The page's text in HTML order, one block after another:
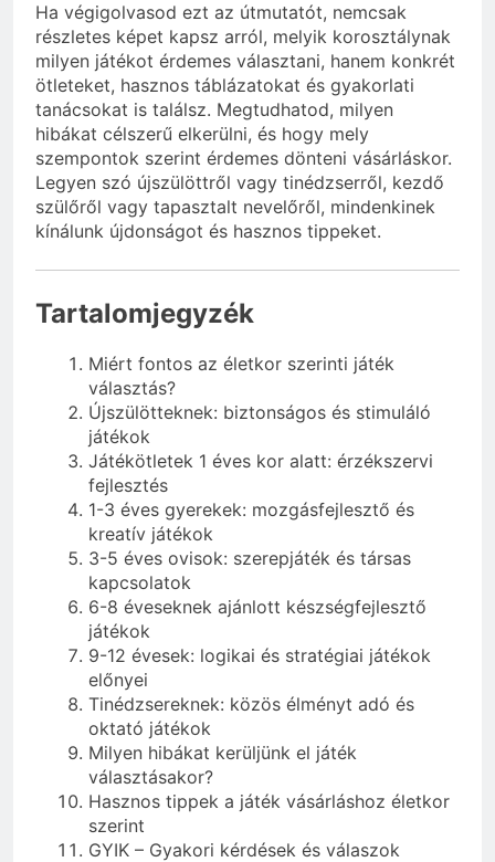
Ha végigolvasod ezt az útmutatót, nemcsak
részletes képet kapsz arról, melyik korosztálynak
milyen játékot érdemes választani, hanem konkrét
ötleteket, hasznos táblázatokat és gyakorlati
tanácsokat is találsz. Megtudhatod, milyen
hibákat célszerű elkerülni, és hogy mely
szempontok szerint érdemes dönteni vásárláskor.
Legyen szó újszülöttről vagy tinédzserről, kezdő
szülőről vagy tapasztalt nevelőről, mindenkinek
kínálunk újdonságot és hasznos tippeket.
Tartalomjegyzék
Miért fontos az életkor szerinti játék
választás?
Újszülötteknek: biztonságos és stimuláló
játékok
Játékötletek 1 éves kor alatt: érzékszervi
fejlesztés
1-3 éves gyerekek: mozgásfejlesztő és
kreatív játékok
3-5 éves ovisok: szerepjáték és társas
kapcsolatok
6-8 éveseknek ajánlott készségfejlesztő
játékok
9-12 évesek: logikai és stratégiai játékok
előnyei
Tinédzsereknek: közös élményt adó és
oktató játékok
Milyen hibákat kerüljünk el játék
választásakor?
Hasznos tippek a játék vásárláshoz életkor
szerint
GYIK – Gyakori kérdések és válaszok